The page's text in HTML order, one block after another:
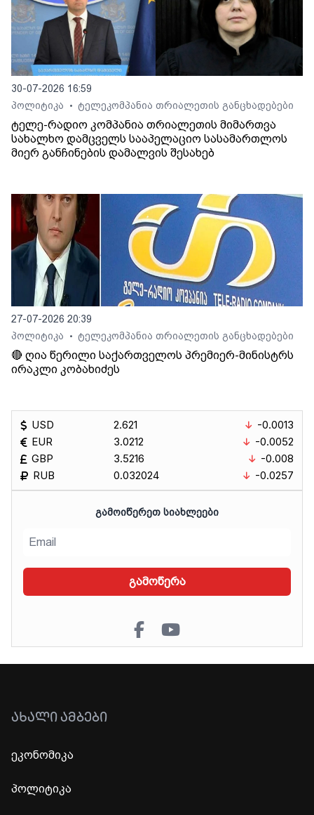
30-07-2026 16:59
პოლიტიკა
• ტელეკომპანია თრიალეთის განცხადებები
ტელე-რადიო კომპანია თრიალეთის მიმართვა
სახალხო დამცველს სააპელაციო სასამართლოს
მიერ განჩინების დამალვის შესახებ
27-07-2026 20:39
პოლიტიკა
• ტელეკომპანია თრიალეთის განცხადებები
🔴 ღია წერილი საქართველოს პრემიერ-მინისტრს
ირაკლი კობახიძეს
USD
EUR
GBP
RUB
2.621
3.0212
3.5216
0.032024
-0.0013
-0.0052
-0.008
-0.0257
ᲒᲐᲛᲝᲘᲬᲔᲠᲔᲗ ᲡᲘᲐᲮᲚᲔᲔᲑᲘ
გამოწერა
ᲐᲮᲐᲚᲘ ᲐᲛᲑᲔᲑᲘ
ეკონომიკა
პოლიტიკა